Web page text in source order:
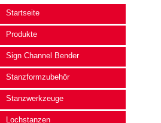
Startseite
Produkte
Sign Channel Bender
Stanzformzubehör
Stanzwerkzeuge
Lochstanzen